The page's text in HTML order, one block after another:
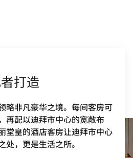
打造
略非凡豪华之境。每间客房可
再配以迪拜市中心的宽敞布
堂皇的酒店客房让迪拜市中心
，更是生活之所。